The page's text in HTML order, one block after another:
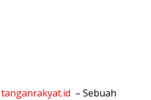
tanganrakyat.id – Sebuah